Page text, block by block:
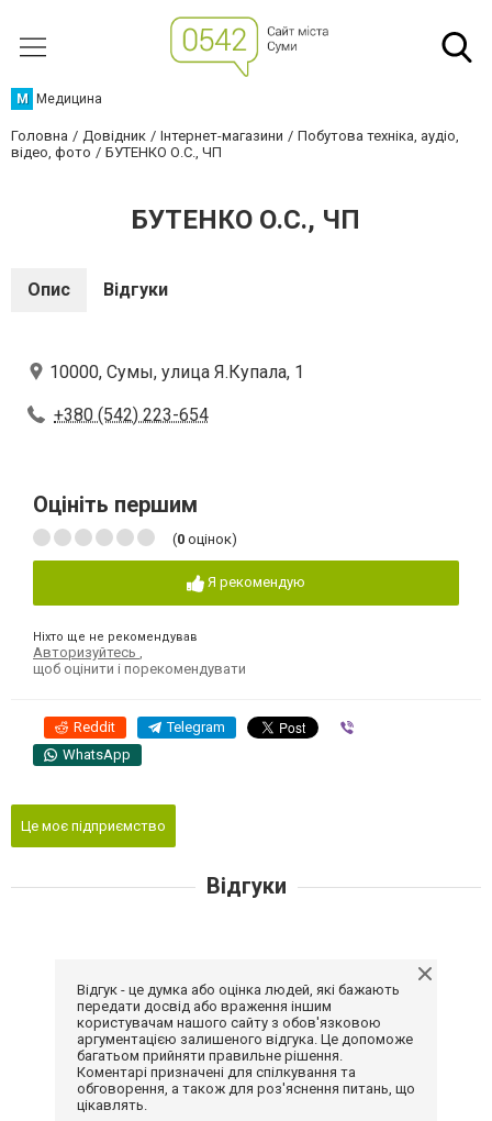
М Медицина
Головна Довідник Інтернет-магазини
Побутова техніка, аудіо,
відео, фото
БУТЕНКО О.С., ЧП
БУТЕНКО О.С., ЧП
Опис Відгуки
10000, Сумы, улица Я.Купала, 1
+380 (542) 223-654
Оцініть першим
(0 оцінок)
Я рекомендую
Ніхто ще не рекомендував
Авторизуйтесь
щоб оцінити і порекомендувати
Reddit Telegram
WhatsApp
Це моє підприємство
Відгуки
Відгук - це думка або оцінка людей, які бажають
передати досвід або враження іншим
користувачам нашого сайту з обов'язковою
аргументацією залишеного відгука. Це допоможе
багатьом прийняти правильне рішення.
Коментарі призначені для спілкування та
обговорення, а також для роз'яснення питань, що
цікавлять.